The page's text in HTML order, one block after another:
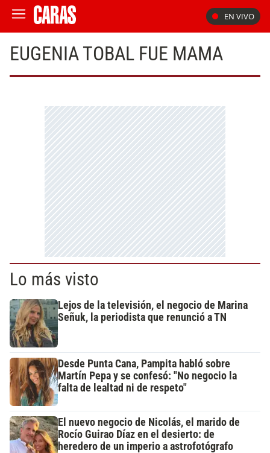
EN VIVO
EUGENIA TOBAL FUE MAMA
Lo más visto
Lejos de la televisión, el negocio de Marina
Señuk, la periodista que renunció a TN
Desde Punta Cana, Pampita habló sobre
Martín Pepa y se confesó: "No negocio la
falta de lealtad ni de respeto"
El nuevo negocio de Nicolás, el marido de
Rocío Guirao Díaz en el desierto: de
heredero de un imperio a astrofotógrafo